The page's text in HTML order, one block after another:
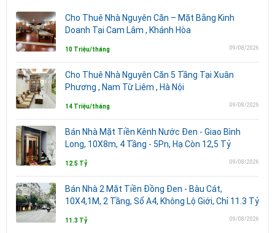
Cho Thuê Nhà Nguyên Căn – Mặt Bằng Kinh
Doanh Tại Cam Lâm , Khánh Hòa
10 Triệu/tháng 09/08/2026
Cho Thuê Nhà Nguyên Căn 5 Tầng Tại Xuân
Phương , Nam Từ Liêm , Hà Nội
14 Triệu/tháng 09/08/2026
Bán Nhà Mặt Tiền Kênh Nước Đen - Giao Bình
Long, 10X8m, 4 Tầng - 5Pn, Hạ Còn 12,5 Tỷ
12.5 Tỷ 09/08/2026
Bán Nhà 2 Mặt Tiền Đồng Đen - Bàu Cát,
10X4,1M, 2 Tầng, Sổ A4, Không Lộ Giới, Chỉ 11.3 Tỷ
11.3 Tỷ 09/08/2026